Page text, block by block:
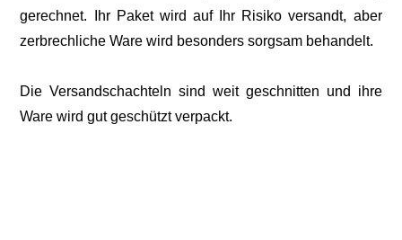
gerechnet. Ihr Paket wird auf Ihr Risiko versandt, aber
zerbrechliche Ware wird besonders sorgsam behandelt.
Die Versandschachteln sind weit geschnitten und ihre
Ware wird gut geschützt verpackt.